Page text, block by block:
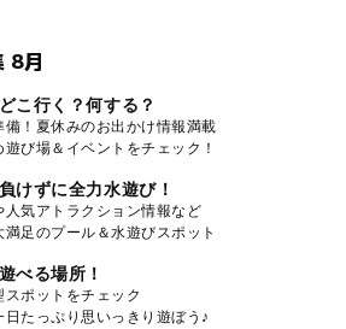
8月
こ行く？何する？
備！夏休みのお出かけ情報満載
遊び場＆イベントをチェック！
けずに全力水遊び！
人気アトラクション情報など
満足のプール＆水遊びスポット
べる場所！
スポットをチェック
日たっぷり思いっきり遊ぼう♪